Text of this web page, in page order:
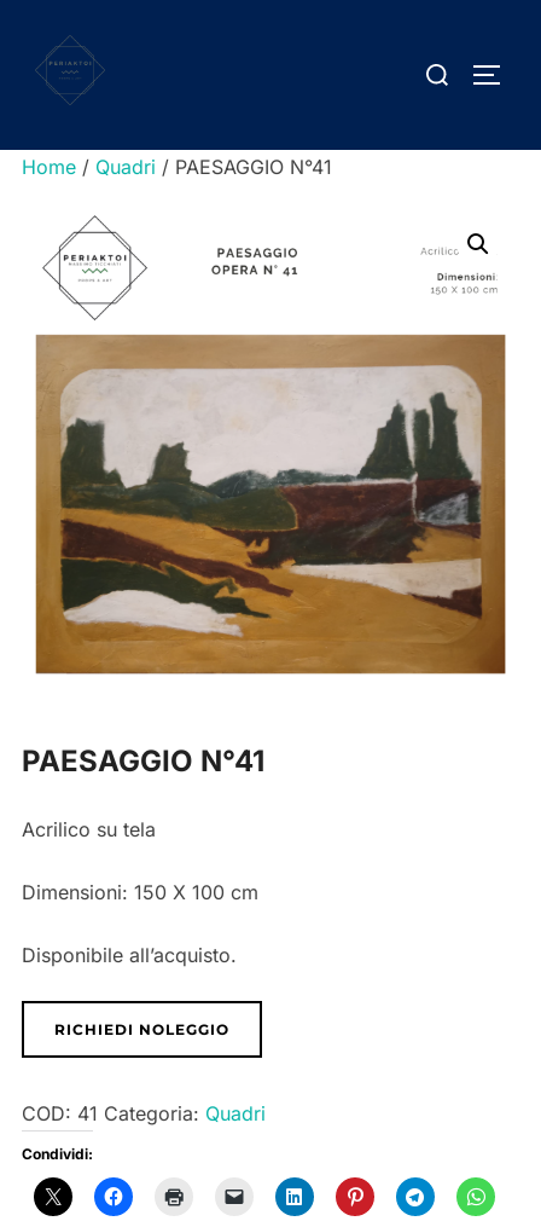
contenuto
Cerca
Home/ Quadri / PAESAGGIO N°41
PAESAGGIO N°41
Acrilico su tela
Dimensioni: 150 X 100 cm
Disponibile all’acquisto.
RICHIEDI NOLEGGIO
COD: 41 Categoria: Quadri
Condividi: